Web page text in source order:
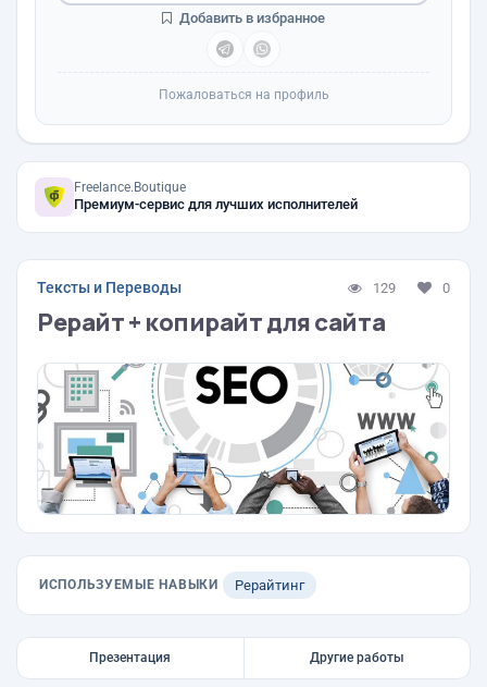
Добавить в избранное
Пожаловаться на профиль
Freelance.Boutique
Премиум-сервис для лучших исполнителей
Тексты и Переводы 129 0
Рерайт + копирайт для сайта
ИСПОЛЬЗУЕМЫЕ НАВЫКИ Рерайтинг
Презентация Другие работы